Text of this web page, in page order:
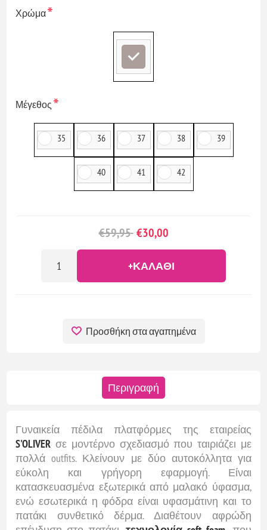
Χρώμα*
Μέγεθος*
35 36 37 38 39
40 41 42
€59,95 €30,00
+ΚΑΛΆΘΙ
Προσθήκη στα αγαπημένα
Περιγραφή
Γυναικεία πέδιλα πλατφόρμες της εταιρείας
S'OLIVER σε μοντέρνο σχεδιασμό που ταιριάζει με
πολλά outfits. Κλείνουν με δύο αυτοκόλλητα για
εύκολη και γρήγορη εφαρμογή. Είναι
κατασκευασμένα εξωτερικά από μαλακό ύφασμα,
ενώ εσωτερικά η φόδρα είναι υφασμάτινη και το
πατάκι συνθετικό δέρμα. Διαθέτουν αφρώδη